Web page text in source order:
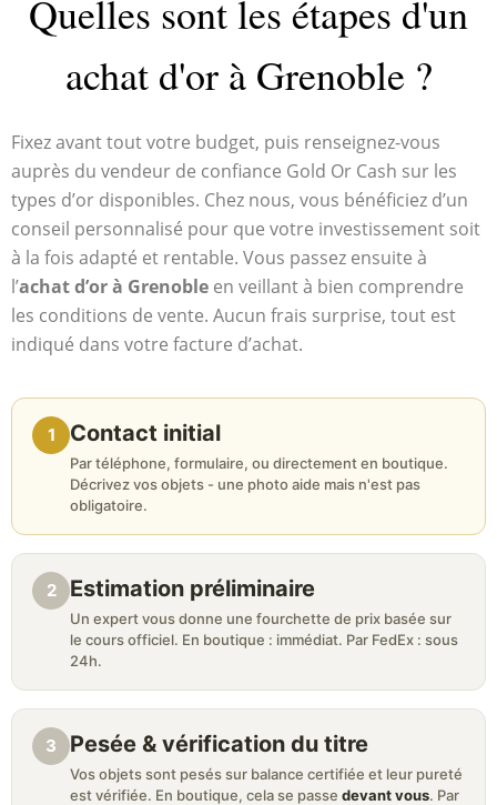
Quelles sont les étapes d'un
achat d'or à Grenoble ?
Fixez avant tout votre budget, puis renseignez-vous
auprès du vendeur de confiance Gold Or Cash sur les
types d’or disponibles. Chez nous, vous bénéficiez d’un
conseil personnalisé pour que votre investissement soit
à la fois adapté et rentable. Vous passez ensuite à
l’achat d’or à Grenoble en veillant à bien comprendre
les conditions de vente. Aucun frais surprise, tout est
indiqué dans votre facture d’achat.
1 Contact initial
Par téléphone, formulaire, ou directement en boutique.
Décrivez vos objets - une photo aide mais n'est pas
obligatoire.
2 Estimation préliminaire
Un expert vous donne une fourchette de prix basée sur
le cours officiel. En boutique : immédiat. Par FedEx : sous
24h.
3 Pesée & vérification du titre
Vos objets sont pesés sur balance certifiée et leur pureté
est vérifiée. En boutique, cela se passe devant vous. Par